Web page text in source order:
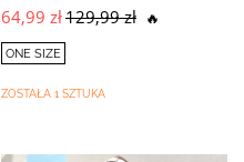
64,99 zł129,99 zł 🔥
ONE SIZE
ZOSTAŁA 1 SZTUKA